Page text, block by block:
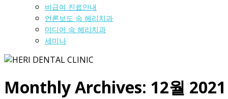
비급여 진료안내
언론보도 속 헤리치과
미디어 속 헤리치과
세미나
Monthly Archives: 12월 2021